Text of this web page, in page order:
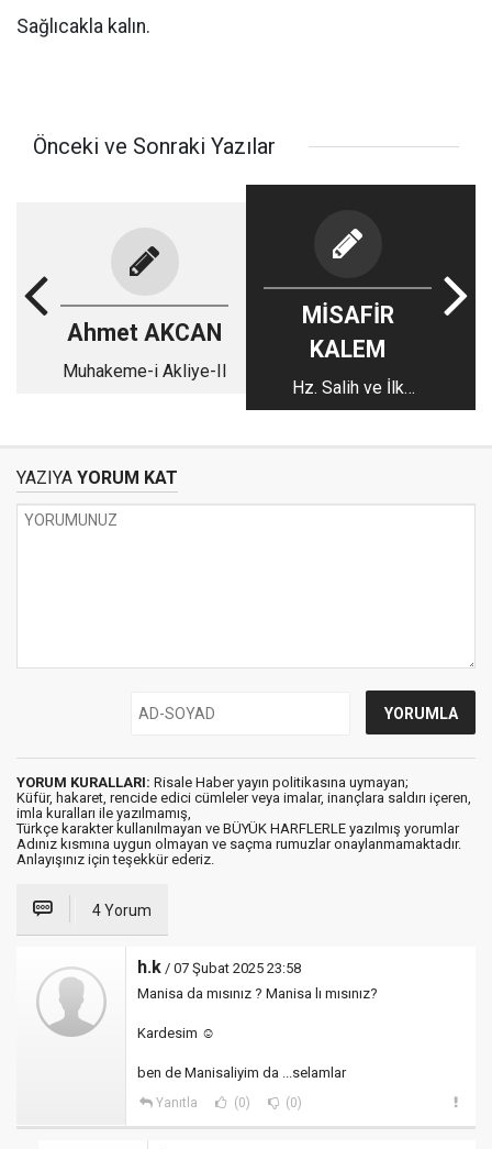
Sağlıcakla kalın.
Önceki ve Sonraki Yazılar
Ahmet AKCAN
Muhakeme-i Akliye-II
MİSAFİR
KALEM
Hz. Salih ve İlk
Deprem
YAZIYA YORUM KAT
YORUM KURALLARI: Risale Haber yayın politikasına uymayan;
Küfür, hakaret, rencide edici cümleler veya imalar, inançlara saldırı içeren,
imla kuralları ile yazılmamış,
Türkçe karakter kullanılmayan ve BÜYÜK HARFLERLE yazılmış yorumlar
Adınız kısmına uygun olmayan ve saçma rumuzlar onaylanmamaktadır.
Anlayışınız için teşekkür ederiz.
4 Yorum
h.k / 07 Şubat 2025 23:58
Manisa da mısınız ? Manisa lı mısınız?
Kardesim ☺
ben de Manisaliyim da ...selamlar
Yanıtla (0) (0)